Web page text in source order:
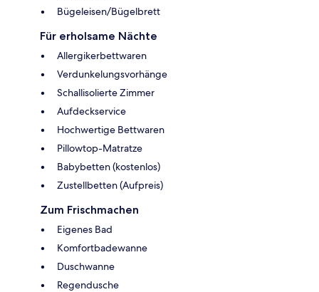
Bügeleisen/Bügelbrett
Für erholsame Nächte
Allergikerbettwaren
Verdunkelungsvorhänge
Schallisolierte Zimmer
Aufdeckservice
Hochwertige Bettwaren
Pillowtop-Matratze
Babybetten (kostenlos)
Zustellbetten (Aufpreis)
Zum Frischmachen
Eigenes Bad
Komfortbadewanne
Duschwanne
Regendusche